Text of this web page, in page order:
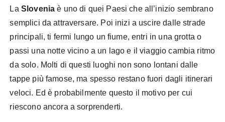
La Slovenia è uno di quei Paesi che all’inizio sembrano
semplici da attraversare. Poi inizi a uscire dalle strade
principali, ti fermi lungo un fiume, entri in una grotta o
passi una notte vicino a un lago e il viaggio cambia ritmo
da solo. Molti di questi luoghi non sono lontani dalle
tappe più famose, ma spesso restano fuori dagli itinerari
veloci. Ed è probabilmente questo il motivo per cui
riescono ancora a sorprenderti.